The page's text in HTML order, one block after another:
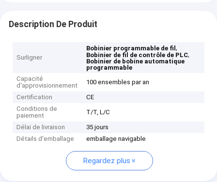
Description De Produit
Surligner
Bobinier programmable de fil,
Bobinier de fil de contrôle de PLC,
Bobinier de bobine automatique
programmable
Capacité
d'approvisionnement
100 ensembles par an
Certification
CE
Conditions de
paiement
T/T, L/C
Délai de livraison
35 jours
Détails d'emballage
emballage navigable
Regardez plus